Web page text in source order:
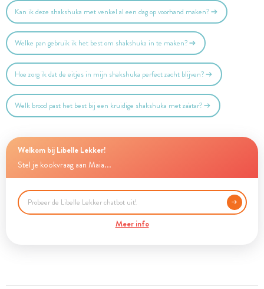
Kan ik deze shakshuka met venkel al een dag op voorhand maken?
Welke pan gebruik ik het best om shakshuka in te maken?
Hoe zorg ik dat de eitjes in mijn shakshuka perfect zacht blijven?
Welk brood past het best bij een kruidige shakshuka met za'atar?
Welkom bij Libelle Lekker!
Stel je kookvraag aan Maia...
Meer info